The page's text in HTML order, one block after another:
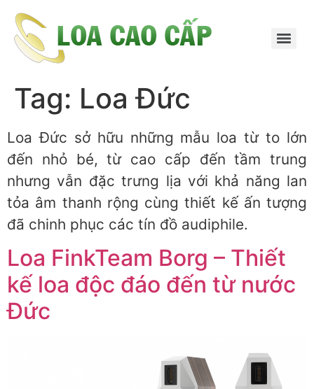
Tag: Loa Đức
Loa Đức sở hữu những mẫu loa từ to lớn
đến nhỏ bé, từ cao cấp đến tầm trung
nhưng vẫn đặc trưng lịa với khả năng lan
tỏa âm thanh rộng cùng thiết kế ấn tượng
đã chinh phục các tín đồ audiphile.
Loa FinkTeam Borg – Thiết
kế loa độc đáo đến từ nước
Đức